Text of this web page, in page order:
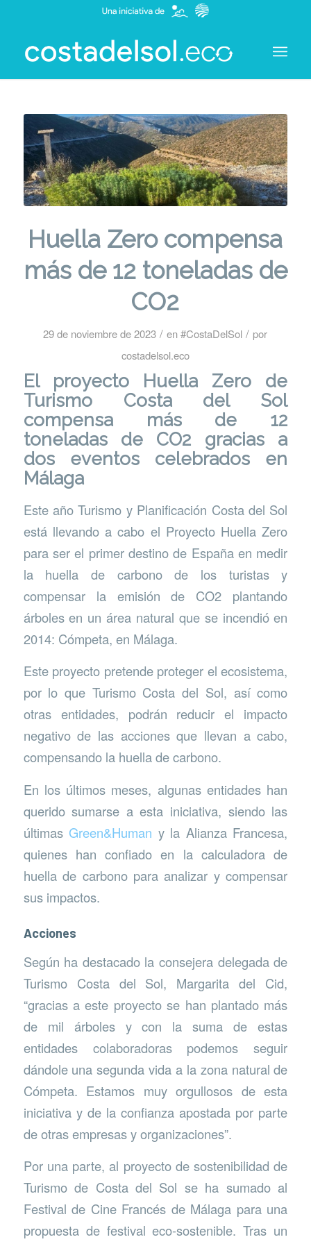
Huella Zero compensa
más de 12 toneladas de
CO2
29 de noviembre de 2023 / en#CostaDelSol / por
costadelsol.eco
El proyecto Huella Zero de
Turismo Costa del Sol
compensa más de 12
toneladas de CO2 gracias a
dos eventos celebrados en
Málaga
Este año Turismo y Planificación Costa del Sol
está llevando a cabo el Proyecto Huella Zero
para ser el primer destino de España en medir
la huella de carbono de los turistas y
compensar la emisión de CO2 plantando
árboles en un área natural que se incendió en
2014: Cómpeta, en Málaga.
Este proyecto pretende proteger el ecosistema,
por lo que Turismo Costa del Sol, así como
otras entidades, podrán reducir el impacto
negativo de las acciones que llevan a cabo,
compensando la huella de carbono.
En los últimos meses, algunas entidades han
querido sumarse a esta iniciativa, siendo las
últimas Green&Human y la Alianza Francesa,
quienes han confiado en la calculadora de
huella de carbono para analizar y compensar
sus impactos.
Acciones
Según ha destacado la consejera delegada de
Turismo Costa del Sol, Margarita del Cid,
“gracias a este proyecto se han plantado más
de mil árboles y con la suma de estas
entidades colaboradoras podemos seguir
dándole una segunda vida a la zona natural de
Cómpeta. Estamos muy orgullosos de esta
iniciativa y de la confianza apostada por parte
de otras empresas y organizaciones”.
Por una parte, al proyecto de sostenibilidad de
Turismo de Costa del Sol se ha sumado al
Festival de Cine Francés de Málaga para una
propuesta de festival eco-sostenible. Tras un